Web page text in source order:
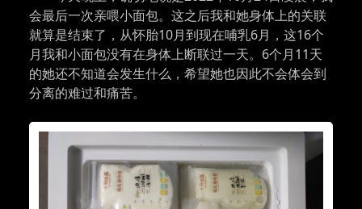
会最后一次亲喂小面包。这之后我和她身体上的关联
就算是结束了，从怀胎10月到现在哺乳6月，这16个
月我和小面包没有在身体上断联过一天。6个月11天
的她还不知道会发生什么，希望她也因此不会体会到
分离的难过和痛苦。